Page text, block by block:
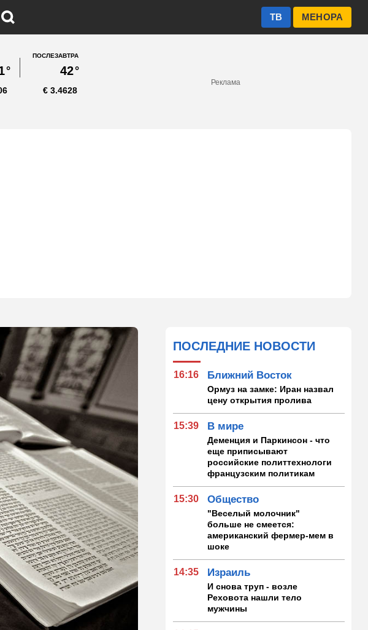
МЕНОРА
ТВ
°
ПОСЛЕЗАВТРА
42°
3.4628
€
Реклама
ПОСЛЕДНИЕ НОВОСТИ
16:16 Ближний Восток
Ормуз на замке: Иран назвал
цену открытия пролива
15:39 В мире
Деменция и Паркинсон - что
еще приписывают
российские политтехнологи
французским политикам
15:30 Общество
"Веселый молочник"
больше не смеется:
американский фермер-мем в
шоке
14:35 Израиль
И снова труп - возле
Реховота нашли тело
мужчины